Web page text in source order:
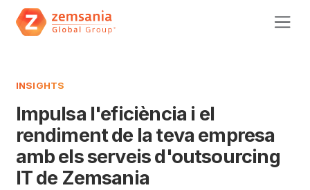
INSIGHTS
Impulsa l'eficiència i el
rendiment de la teva empresa
amb els serveis d'outsourcing
IT de Zemsania